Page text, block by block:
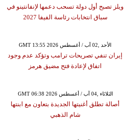
ويلز تصبح أول دولة تسحب دعمها لإنفانتينو في
سباق انتخابات رئاسة الفيفا 2027
GMT 13:55 2026 الأحد ,02 آب / أغسطس
إيران تنفي تصريحات ترامب وتؤكد عدم وجود
اتفاق لإعادة فتح مضيق هرمز
GMT 06:38 2026 الثلاثاء ,04 آب / أغسطس
أصالة تطلق أغنيتها الجديدة بتعاون مع ابنتها
شام الذهبي